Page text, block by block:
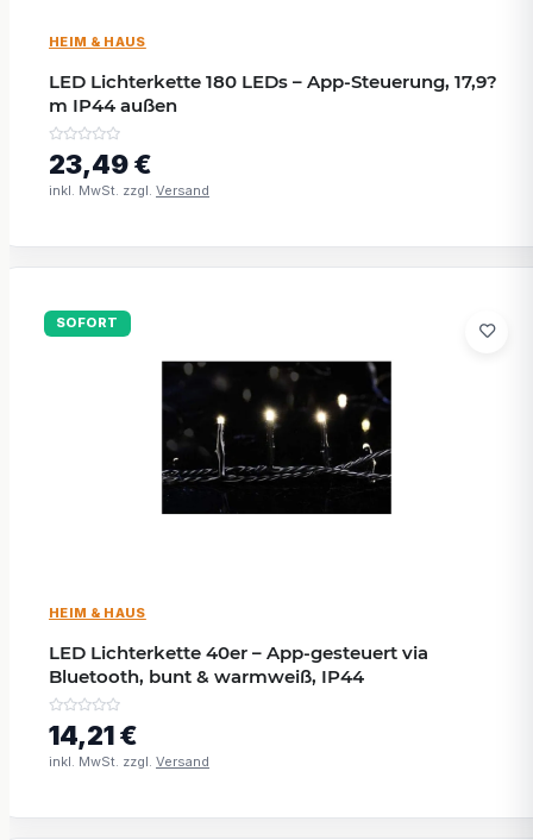
HEIM & HAUS
LED Lichterkette 180 LEDs – App-Steuerung, 17,9?
m IP44 außen
23,49 €
inkl. MwSt. zzgl. Versand
SOFORT
HEIM & HAUS
LED Lichterkette 40er – App-gesteuert via
Bluetooth, bunt & warmweiß, IP44
14,21 €
inkl. MwSt. zzgl. Versand